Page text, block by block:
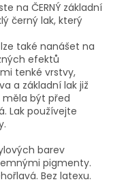
na ČERNÝ základní
černý lak, který
také nanášet na
efektů
tenké vrstvy,
a základní lak již
měla být před
Lak používejte
barev
pigmenty.
Bez latexu.